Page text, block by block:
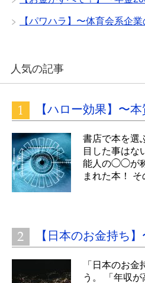
【パワハラ】〜体育会系企
人気の記事
【ハロー効果】〜
書店で本を選
目した事はな
能人の◯◯が
まれた本！
【日本のお金持ち
「日本のお
う。 「年収